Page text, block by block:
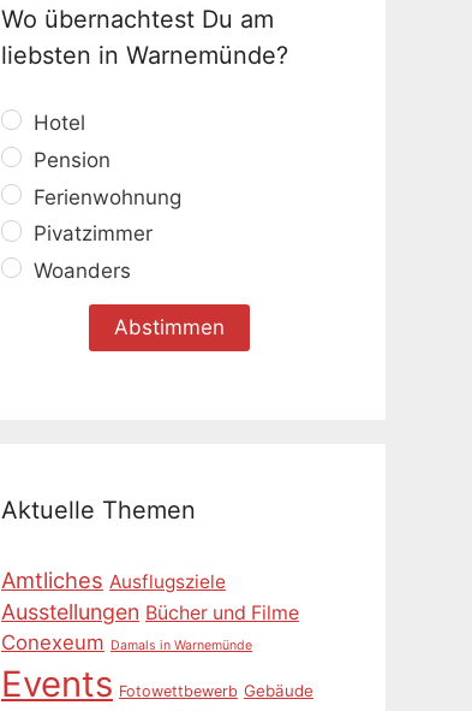
Wo übernachtest Du am
liebsten in Warnemünde?
Hotel
Pension
Ferienwohnung
Pivatzimmer
Woanders
Aktuelle Themen
Amtliches Ausflugsziele
Ausstellungen Bücher und Filme
Conexeum Damals in Warnemünde
Events Fotowettbewerb Gebäude